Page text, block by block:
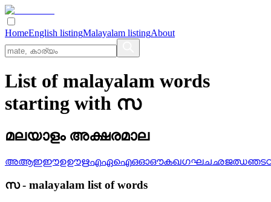
HomeEnglish listingMalayalam listingAbout
List of malayalam words
starting with സ
മലയാളം അക്ഷരമാല
അആഇഈഉഊഋഎഏഐഒഓഔകഖഗഘചഛജഝഞട
സ- malayalam list of words